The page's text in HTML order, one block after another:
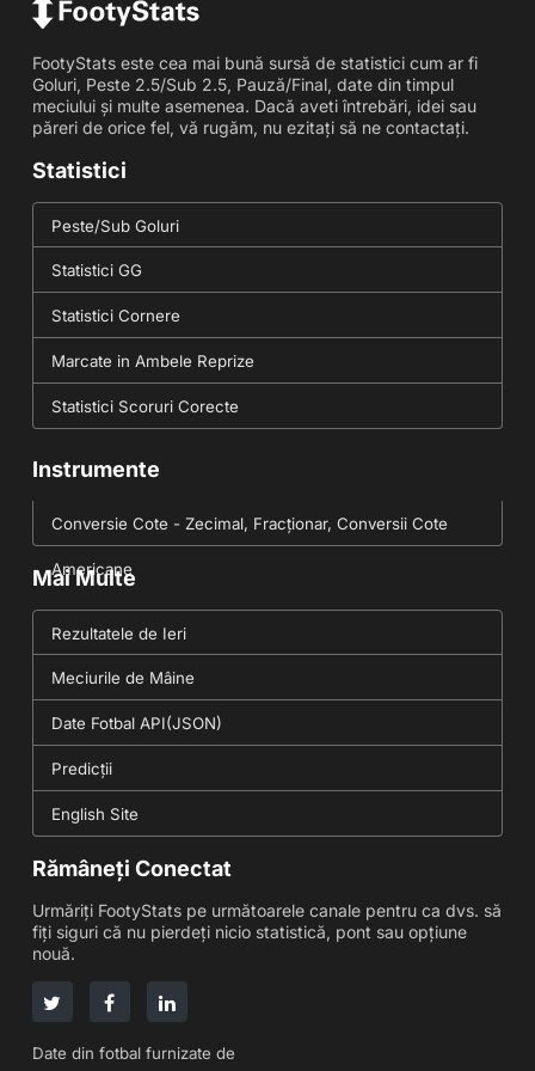
FootyStats este cea mai bună sursă de statistici cum ar fi
Goluri, Peste 2.5/Sub 2.5, Pauză/Final, date din timpul
meciului și multe asemenea. Dacă aveti întrebări, idei sau
păreri de orice fel, vă rugăm, nu ezitați să ne contactați.
Statistici
Peste/Sub Goluri
Statistici GG
Statistici Cornere
Marcate in Ambele Reprize
Statistici Scoruri Corecte
Instrumente
Conversie Cote - Zecimal, Fracționar, Conversii Cote
Americane
Mai Multe
Rezultatele de Ieri
Meciurile de Mâine
Date Fotbal API(JSON)
Predicții
English Site
Rămâneți Conectat
Urmăriți FootyStats pe următoarele canale pentru ca dvs. să
fiți siguri că nu pierdeți nicio statistică, pont sau opțiune
nouă.
Date din fotbal furnizate de